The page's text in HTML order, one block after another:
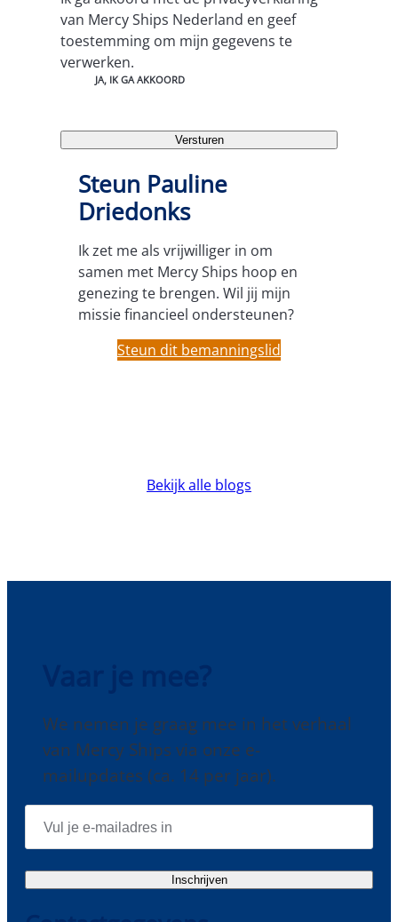
N
G
E
N
van Mercy Ships Nederland en geef
toestemming om mijn gegevens te
verwerken.
JA, IK GA AKKOORD
Versturen
Steun Pauline
Driedonks
Ik zet me als vrijwilliger in om
samen met Mercy Ships hoop en
genezing te brengen. Wil jij mijn
missie financieel ondersteunen?
Steun dit bemanningslid
Bekijk alle blogs
We nemen je graag mee in het verhaal
van Mercy Ships via onze e-
mailupdates (ca. 14 per jaar).
E
A
I
Inschrijven